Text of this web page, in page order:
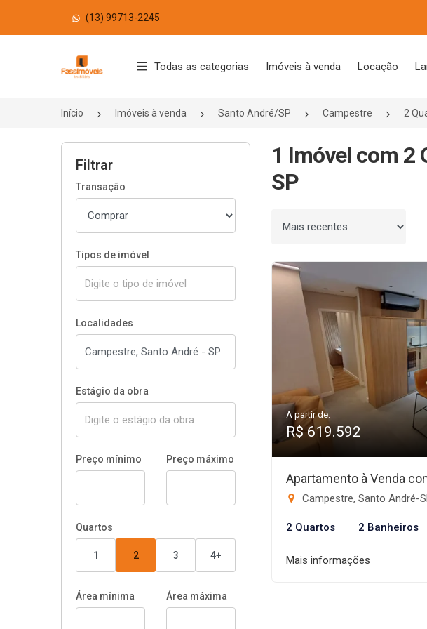
(13) 99713-2245
Página inicial
Todas as categorias Imóveis à venda Locação
Início Imóveis à venda Santo André/SP Campestre 2
Filtrar
Transação
Tipos de imóvel
Localidades
Estágio da obra
Preço mínimo Preço máximo
Quartos
1 2 3 4+
Área mínima Área máxima
1 Imóvel com 2
SP
Ordenar por
A partir de:
R$ 619.592
Apartamento à Venda
Campestre, Santo André-
2 Quartos 2 Banheiros
Mais informações